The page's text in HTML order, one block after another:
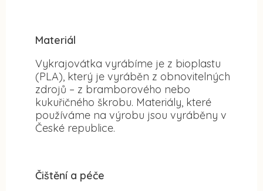
Materiál
Vykrajovátka vyrábíme je z bioplastu
(PLA), který je vyráběn z obnovitelných
zdrojů – z bramborového nebo
kukuřičného škrobu. Materiály, které
používáme na výrobu jsou vyráběny v
České republice.
Čištění a péče